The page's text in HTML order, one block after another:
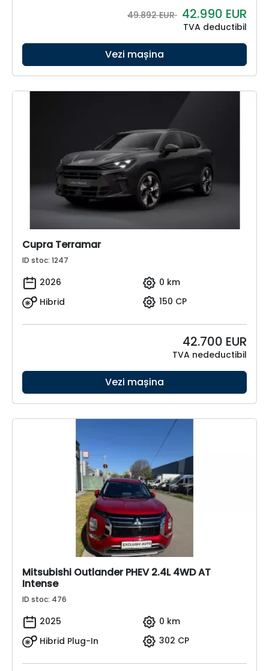
49.892 EUR 42.990 EUR
TVA deductibil
Vezi mașina
Cupra Terramar
ID stoc: 1247
2026
0 km
Hibrid
150 CP
42.700 EUR
TVA nedeductibil
Vezi mașina
Mitsubishi Outlander PHEV 2.4L 4WD AT
Intense
ID stoc: 476
2025
0 km
Hibrid Plug-In
302 CP